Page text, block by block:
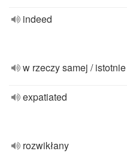
indeed
w rzeczy samej / istotnie
expatiated
rozwikłany